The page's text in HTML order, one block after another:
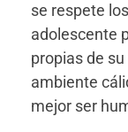
se respete
adolescente
propias de
ambiente
mejor ser